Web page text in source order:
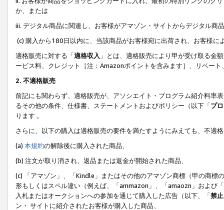
か、または
iii. デジタル商品に関連し、お客様がアマゾン・サイトからデジタル
(c) 購入から180日以内に、当該商品がお客様宛に出荷され、お客様
適格販売に対する「適格収入 」とは、適格販売により甲が受け取る金
ービス料、クレジット［注：Amazonポイントを含みます］、リベー
2. 不適格販売
前記にも関わらず、適格販売が、アソシエイト・プログラム紹介料率
るその他の条件、仕様書、ステートメントおよびポリシー（以下「プ
ります 。
さらに、以下の購入は適格販売の要件を満たすようにみえても、不適
(a) 本規約の解除後に購入された商品、
(b) 注文が取り消され、返品または返金が開始された商品、
(c) 「アマゾン」、「Kindle」またはその他のアマゾン商標（甲の商
形もしくはスペル違い（例えば、「ammazon」、「amaozn」および
入札またはオークションへの参加を通じて購入した広告（以下、「禁
ン・ サイトに紹介されたお客様が購入した商品、